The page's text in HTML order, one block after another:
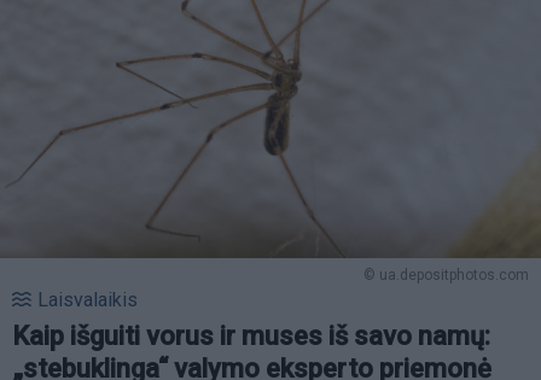
© ua.depositphotos.com
Laisvalaikis
Kaip išguiti vorus ir muses iš savo namų:
„stebuklinga“ valymo eksperto priemonė